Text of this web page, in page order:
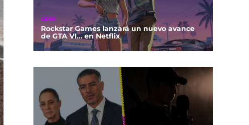
GEEK
Rockstar Games lanzará un nuevo avance
de GTA VI… en Netflix